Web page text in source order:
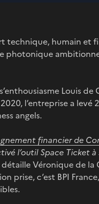
humain et
photonique
s’enthousiasme Louis
l’entreprise a
angels.
financier de
l’outil Space Ticket
détaille Véronique de la
prise, c’est BPI